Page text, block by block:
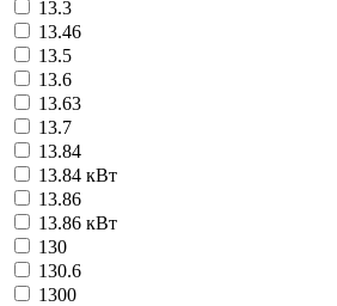
13.3
13.46
13.5
13.6
13.63
13.7
13.84
13.84 кВт
13.86
13.86 кВт
130
130.6
1300